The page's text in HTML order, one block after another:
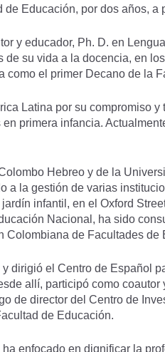
Educación, por dos años, a
y educador, Ph. D. en
su vida a la docencia, en
como el primer Decano de la
Latina por su compromiso
primera infancia.
Hebreo y de la
a la gestión de varias
infantil, en el Oxford
Nacional, ha sido
Colombiana de Facultades de
dirigió el Centro de Español
allí, participó como
de director del Centro de
de Educación.
enfocado en dignificar la